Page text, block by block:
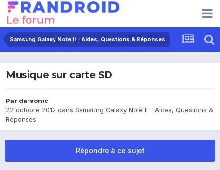
Samsung Galaxy Note II - Aides, Questions & Réponses
Musique sur carte SD
Par darsonic
22 octobre 2012 dans Samsung Galaxy Note II - Aides, Questions &
Réponses
Répondre à ce sujet